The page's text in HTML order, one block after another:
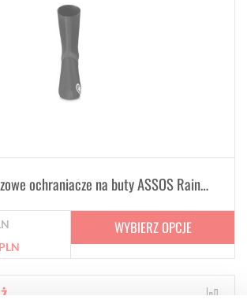
Przeciwdeszczowe ochraniacze na buty ASSOS Rain Bootie Black
PLN
WYBIERZ OPCJE